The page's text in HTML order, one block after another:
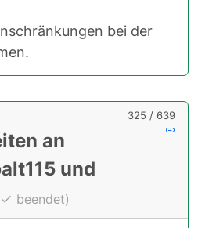
bei der
325 / 639
an
und
beendet)